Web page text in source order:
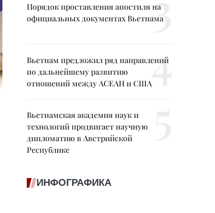
Порядок проставления апостиля на
официальных документах Вьетнама
Вьетнам предложил ряд направлений
по дальнейшему развитию
отношений между АСЕАН и США
Вьетнамская академия наук и
технологий продвигает научную
дипломатию в Австрийской
Республике
ИНФОГРАФИКА